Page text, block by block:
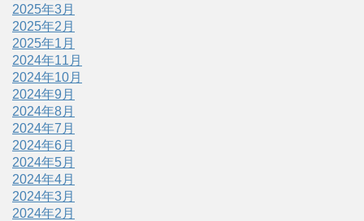
2025年3月
2025年2月
2025年1月
2024年11月
2024年10月
2024年9月
2024年8月
2024年7月
2024年6月
2024年5月
2024年4月
2024年3月
2024年2月